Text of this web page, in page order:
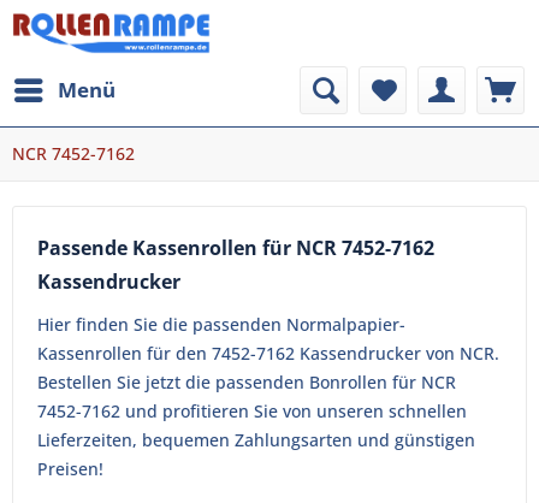
Menü
NCR 7452-7162
Passende Kassenrollen für NCR 7452-7162
Kassendrucker
Hier finden Sie die passenden Normalpapier-
Kassenrollen für den 7452-7162 Kassendrucker von NCR.
Bestellen Sie jetzt die passenden Bonrollen für NCR
7452-7162 und profitieren Sie von unseren schnellen
Lieferzeiten, bequemen Zahlungsarten und günstigen
Preisen!